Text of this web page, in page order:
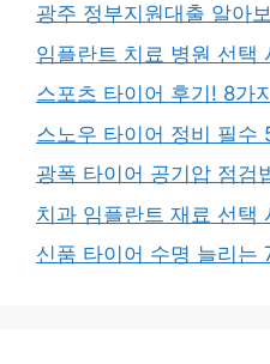
광주 정부지원대출 알아
임플란트 치료 병원 선택
스포츠 타이어 후기! 8가
스노우 타이어 정비 필수
광폭 타이어 공기압 점검
치과 임플란트 재료 선택
신품 타이어 수명 늘리는